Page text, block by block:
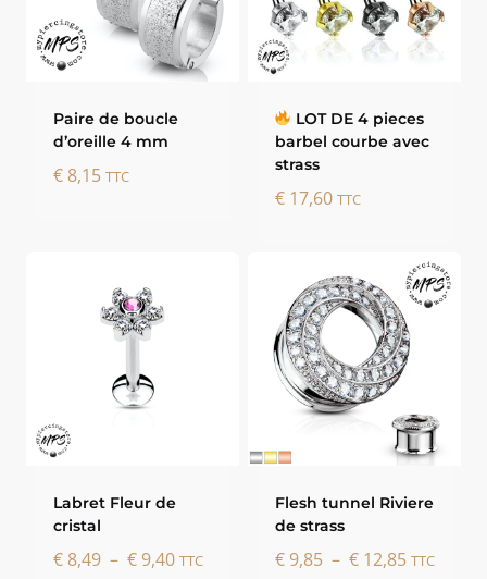
Paire de boucle
d’oreille 4 mm
€8,15 TTC
LOT DE 4 pieces
barbel courbe avec
strass
€17,60 TTC
Labret Fleur de
cristal
€8,49 – €9,40Plage
TTC
Flesh tunnel Riviere
de strass
€9,85 – €12,85Plage
TTC